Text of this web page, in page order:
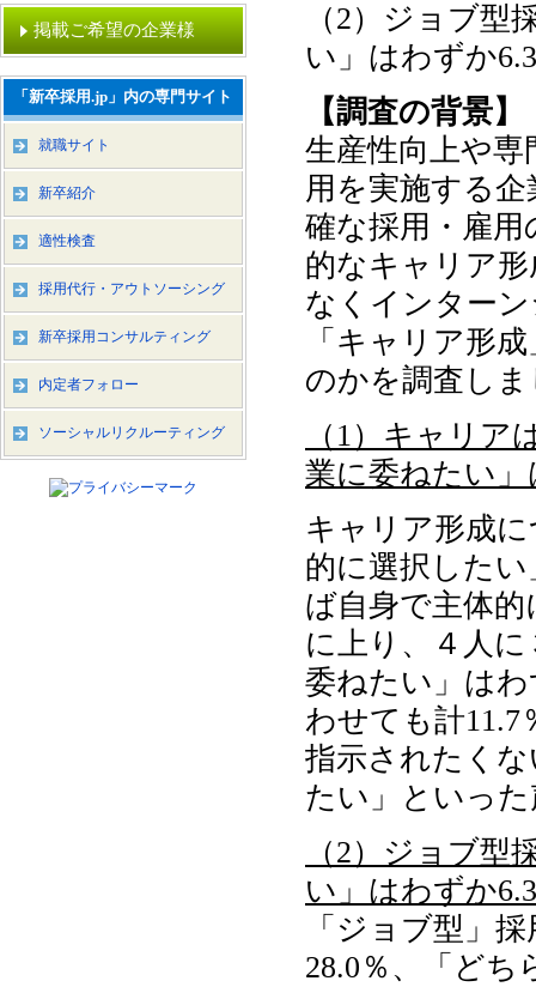
（2）ジョブ型
い」はわずか
【調査の背景】
⽣産性向上や
用を実施する
確な採⽤・雇
的なキャリア
なくインター
「キャリア形
のかを調査し
（1）キャリア
業に委ねたい」
キャリア形成
的に選択した
ば⾃⾝で主体的
に上り、４人
委ねたい」は
わせても計11.7
指示されたく
たい」といっ
（2）ジョブ型
い」はわずか
「ジョブ型」
28.0％、「どち
掲載ご希望の企業様
「新卒採用.jp」内の専門サイト
就職サイト
新卒紹介
適性検査
採用代行・アウトソーシング
新卒採用コンサルティング
内定者フォロー
ソーシャルリクルーティング